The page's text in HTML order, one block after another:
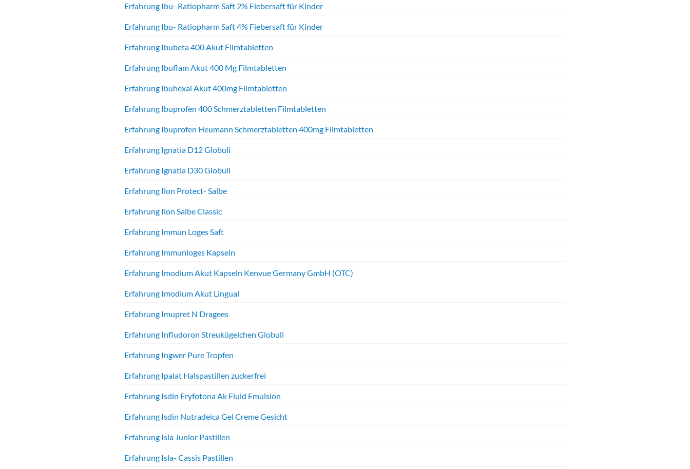
Erfahrung Ibu- Ratiopharm Saft 2% Fiebersaft für Kinder
Erfahrung Ibu- Ratiopharm Saft 4% Fiebersaft für Kinder
Erfahrung Ibubeta 400 Akut Filmtabletten
Erfahrung Ibuflam Akut 400 Mg Filmtabletten
Erfahrung Ibuhexal Akut 400mg Filmtabletten
Erfahrung Ibuprofen 400 Schmerztabletten Filmtabletten
Erfahrung Ibuprofen Heumann Schmerztabletten 400mg Filmtabletten
Erfahrung Ignatia D12 Globuli
Erfahrung Ignatia D30 Globuli
Erfahrung Ilon Protect- Salbe
Erfahrung Ilon Salbe Classic
Erfahrung Immun Loges Saft
Erfahrung Immunloges Kapseln
Erfahrung Imodium Akut Kapseln Kenvue Germany GmbH (OTC)
Erfahrung Imodium Akut Lingual
Erfahrung Imupret N Dragees
Erfahrung Infludoron Streukügelchen Globuli
Erfahrung Ingwer Pure Tropfen
Erfahrung Ipalat Halspastillen zuckerfrei
Erfahrung Isdin Eryfotona Ak Fluid Emulsion
Erfahrung Isdin Nutradeica Gel Creme Gesicht
Erfahrung Isla Junior Pastillen
Erfahrung Isla- Cassis Pastillen